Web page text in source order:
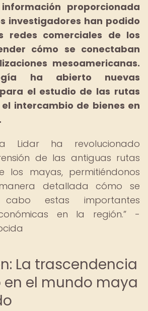
proporcionada
investigadores han podido
redes comerciales de los
cómo se conectaban
mesoamericanas.
ha abierto nuevas
el estudio de las rutas
intercambio de bienes en
Lidar ha revolucionado
de las antiguas rutas
los mayas, permitiéndonos
detallada cómo se
estas importantes
en la región.
-
La trascendencia
el mundo maya